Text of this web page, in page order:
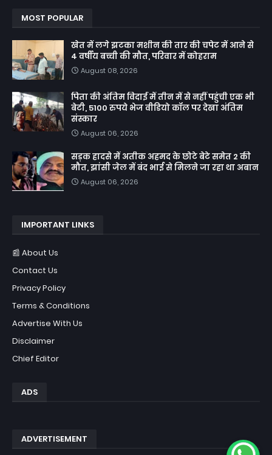
MOST POPULAR
खेत में लगे झटका मशीन की तार की चपेट में आने से
4 वर्षीय बच्ची की मौत, परिवार में कोहराम
August 08, 2026
पिता की अंतिम विदाई में तीन में से नहीं पहुंची एक भी
बेटी, 5100 रुपये भेज वीडियो कॉल पर देखा अंतिम
संस्कार
August 06, 2026
सड़क हादसे में अतीक अहमद के छोटे बेटे समेत 2 की
मौत, झांसी जेल में बंद भाई से मिलने जा रहा था अबान
August 06, 2026
IMPORTANT LINKS
📰 About Us
Contact Us
Privacy Policy
Terms & Conditions
Advertise With Us
Disclaimer
Chief Editor
ADS
ADVERTISEMENT